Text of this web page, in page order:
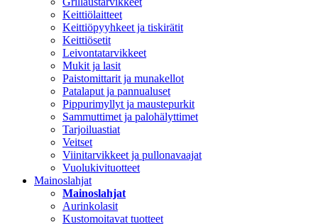
Keittiölaitteet
Keittiöpyyhkeet ja tiskirätit
Keittiösetit
Leivontatarvikkeet
Mukit ja lasit
Paistomittarit ja munakellot
Patalaput ja pannualuset
Pippurimyllyt ja maustepurkit
Sammuttimet ja palohälyttimet
Tarjoiluastiat
Veitset
Viinitarvikkeet ja pullonavaajat
Vuolukivituotteet
Mainoslahjat
Mainoslahjat
Aurinkolasit
Kustomoitavat tuotteet